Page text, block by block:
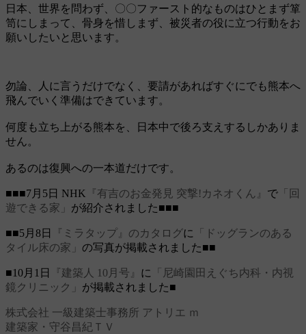
日本、世界を問わず、〇〇ファースト的なものはひとまず箪
笥にしまって、骨身を惜しまず、被災者の役に立つ行動をお
願いしたいと思います。
勿論、人に言うだけでなく、要請があればすぐにでも熊本へ
飛んでいく準備はできています。
何度も立ち上がる熊本を、日本中で後ろ支えするしかありま
せん。
あるのは復興への一本道だけです。
■■■7月5日 NHK 『有吉のお金発見 突撃!カネオくん』 で 「回
遊できる家」 が紹介されました■■■
■■5月8日 『ミラタップ』のカタログに
「ドッグランのある
タイル床の家」 の写真が掲載されました■■
■10月1日 『建築人 10月号』 に
「尼崎園田えぐち内科・内視
鏡クリニック」 が掲載されました■
株式会社 一級建築士事務所 アトリエ ｍ
建築家・守谷昌紀ＴＶ